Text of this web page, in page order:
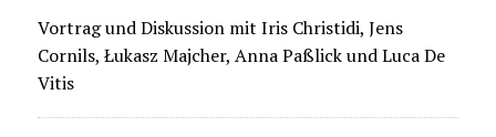
Vortrag und Diskussion mit Iris Christidi, Jens
Cornils, Łukasz Majcher, Anna Paßlick und Luca De
Vitis